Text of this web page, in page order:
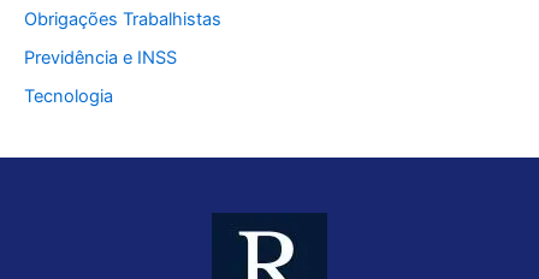
Obrigações Trabalhistas
Previdência e INSS
Tecnologia